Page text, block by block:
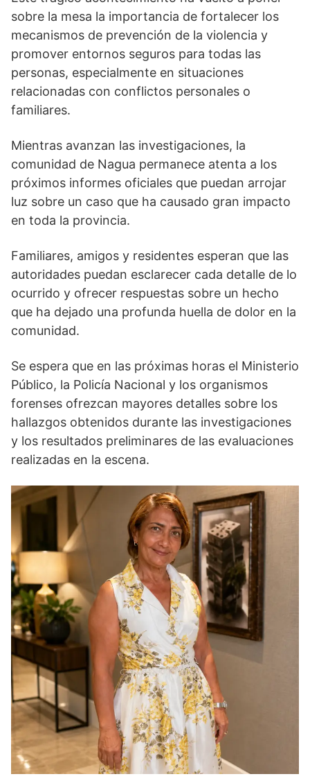
sobre la mesa la importancia de fortalecer los
mecanismos de prevención de la violencia y
promover entornos seguros para todas las
personas, especialmente en situaciones
relacionadas con conflictos personales o
familiares.
Mientras avanzan las investigaciones, la
comunidad de Nagua permanece atenta a los
próximos informes oficiales que puedan arrojar
luz sobre un caso que ha causado gran impacto
en toda la provincia.
Familiares, amigos y residentes esperan que las
autoridades puedan esclarecer cada detalle de lo
ocurrido y ofrecer respuestas sobre un hecho
que ha dejado una profunda huella de dolor en la
comunidad.
Se espera que en las próximas horas el Ministerio
Público, la Policía Nacional y los organismos
forenses ofrezcan mayores detalles sobre los
hallazgos obtenidos durante las investigaciones
y los resultados preliminares de las evaluaciones
realizadas en la escena.